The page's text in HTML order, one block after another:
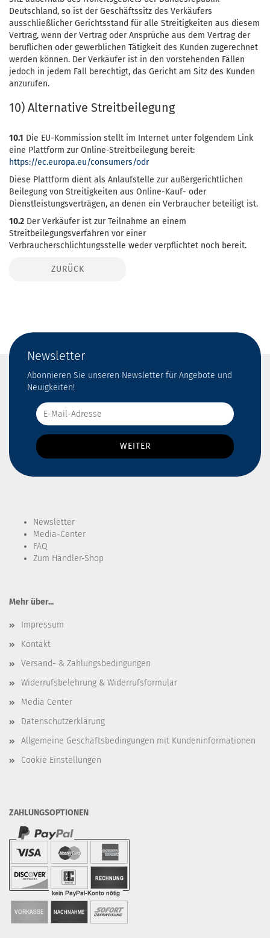
Deutschland, so ist der Geschäftssitz des Verkäufers
ausschließlicher Gerichtsstand für alle Streitigkeiten aus diesem
Vertrag, wenn der Vertrag oder Ansprüche aus dem Vertrag der
beruflichen oder gewerblichen Tätigkeit des Kunden zugerechnet
werden können. Der Verkäufer ist in den vorstehenden Fällen
jedoch in jedem Fall berechtigt, das Gericht am Sitz des Kunden
anzurufen.
10) Alternative Streitbeilegung
10.1 Die EU-Kommission stellt im Internet unter folgendem Link
eine Plattform zur Online-Streitbeilegung bereit:
https://ec.europa.eu/consumers/odr
Diese Plattform dient als Anlaufstelle zur außergerichtlichen
Beilegung von Streitigkeiten aus Online-Kauf- oder
Dienstleistungsverträgen, an denen ein Verbraucher beteiligt ist.
10.2 Der Verkäufer ist zur Teilnahme an einem
Streitbeilegungsverfahren vor einer
Verbraucherschlichtungsstelle weder verpflichtet noch bereit.
ZURÜCK
Newsletter
Abonnieren Sie unseren Newsletter für Angebote und
Neuigkeiten!
Newsletter
Media-Center
FAQ
Zum Händler-Shop
Mehr über...
Impressum
Kontakt
Versand- & Zahlungsbedingungen
Widerrufsbelehrung & Widerrufsformular
Media Center
Datenschutzerklärung
Allgemeine Geschäftsbedingungen mit Kundeninformationen
Cookie Einstellungen
ZAHLUNGSOPTIONEN